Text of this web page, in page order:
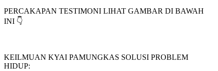
PERCAKAPAN TESTIMONI LIHAT GAMBAR DI BAWAH
INI 👇
KEILMUAN KYAI PAMUNGKAS SOLUSI PROBLEM
HIDUP: